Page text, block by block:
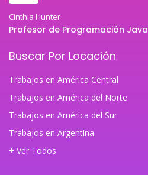
Cinthia Hunter
Profesor de Programación Java
Buscar Por Locación
Trabajos en América Central
Trabajos en América del Norte
Trabajos en América del Sur
Trabajos en Argentina
+ Ver Todos